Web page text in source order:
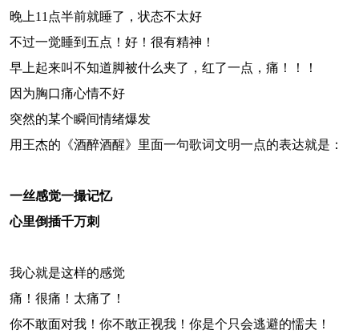
晚上11点半前就睡了，状态不太好
不过一觉睡到五点！好！很有精神！
早上起来叫不知道脚被什么夹了，红了一点，痛！！！
因为胸口痛心情不好
突然的某个瞬间情绪爆发
用王杰的《酒醉酒醒》里面一句歌词文明一点的表达就是：
一丝感觉一撮记忆
心里倒插千万刺
我心就是这样的感觉
痛！很痛！太痛了！
你不敢面对我！你不敢正视我！你是个只会逃避的懦夫！